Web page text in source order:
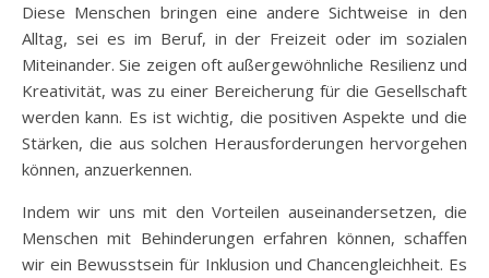
Diese Menschen bringen eine andere Sichtweise in den
Alltag, sei es im Beruf, in der Freizeit oder im sozialen
Miteinander. Sie zeigen oft außergewöhnliche Resilienz und
Kreativität, was zu einer Bereicherung für die Gesellschaft
werden kann. Es ist wichtig, die positiven Aspekte und die
Stärken, die aus solchen Herausforderungen hervorgehen
können, anzuerkennen.
Indem wir uns mit den Vorteilen auseinandersetzen, die
Menschen mit Behinderungen erfahren können, schaffen
wir ein Bewusstsein für Inklusion und Chancengleichheit. Es